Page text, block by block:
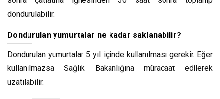
dondurulabilir.
Dondurulan yumurtalar ne kadar saklanabilir?
Dondurulan yumurtalar 5 yıl içinde kullanılması gerekir. Eğer
kullanılmazsa Sağlık Bakanlığına müracaat edilerek
uzatılabilir.